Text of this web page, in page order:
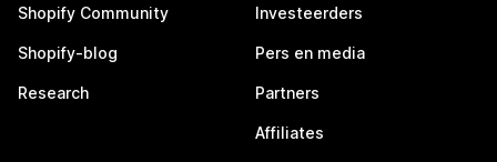
Shopify Community
Shopify-blog
Research
Investeerders
Pers en media
Partners
Affiliates